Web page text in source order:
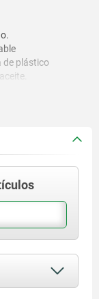
de plástico